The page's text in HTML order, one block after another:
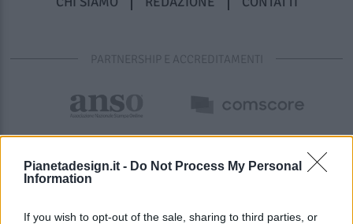
Pianetadesign.it - Do Not Process My Personal
Information
If you wish to opt-out of the sale, sharing to third parties, or
PARTNERSHIP E ACCREDITAMENTI